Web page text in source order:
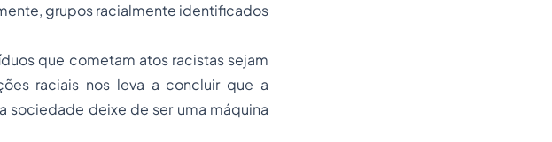
grupos racialmente identificados
que cometam atos racistas sejam
raciais nos leva a concluir que a
sociedade deixe de ser uma máquina